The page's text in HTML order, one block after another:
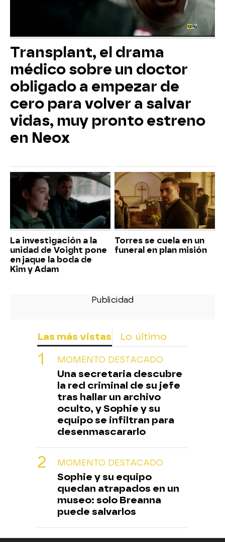
Transplant, el drama
médico sobre un doctor
obligado a empezar de
cero para volver a salvar
vidas, muy pronto estreno
en Neox
La investigación a la
unidad de Voight pone
en jaque la boda de
Kim y Adam
Torres se cuela en un
funeral en plan misión
Las más vistas Lo último
MOMENTO DESTACADO
Una secretaria descubre
la red criminal de su jefe
tras hallar un archivo
oculto, y Sophie y su
equipo se infiltran para
desenmascararlo
MOMENTO DESTACADO
Sophie y su equipo
quedan atrapados en un
museo: solo Breanna
puede salvarlos